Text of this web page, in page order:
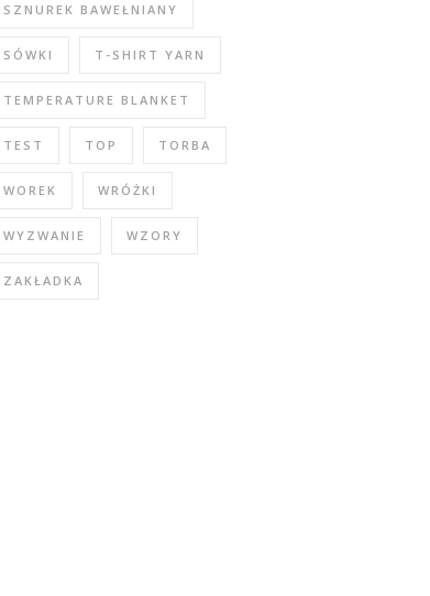
SZNUREK BAWEŁNIANY
SÓWKI T-SHIRT YARN
TEMPERATURE BLANKET
TEST TOP TORBA
WOREK WRÓŻKI
WYZWANIE WZORY
ZAKŁADKA